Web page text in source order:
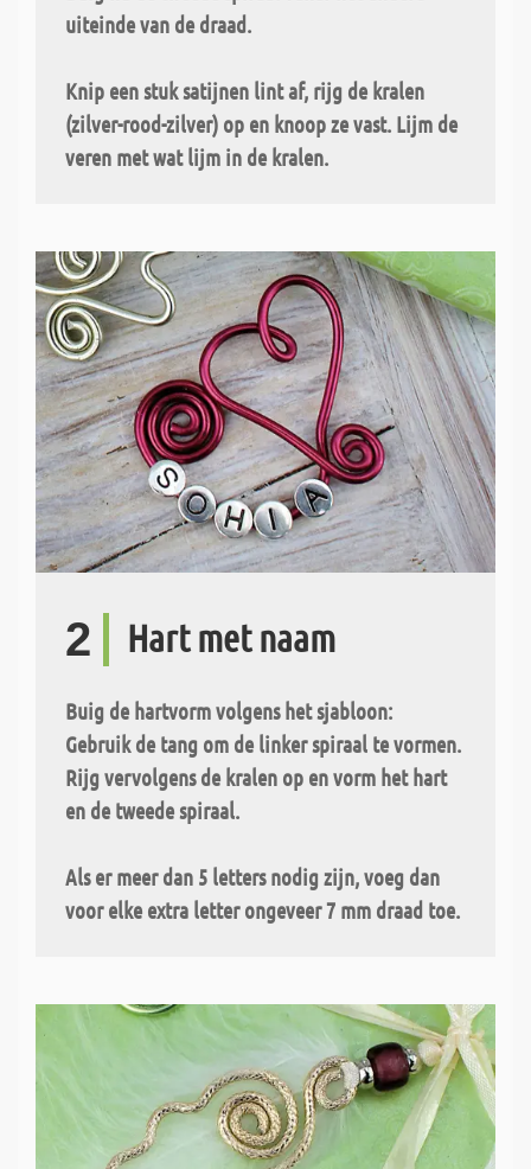
uiteinde van de draad.
Knip een stuk satijnen lint af, rijg de kralen
(zilver-rood-zilver) op en knoop ze vast. Lijm de
veren met wat lijm in de kralen.
2 Hart met naam
Buig de hartvorm volgens het sjabloon:
Gebruik de tang om de linker spiraal te vormen.
Rijg vervolgens de kralen op en vorm het hart
en de tweede spiraal.
Als er meer dan 5 letters nodig zijn, voeg dan
voor elke extra letter ongeveer 7 mm draad toe.